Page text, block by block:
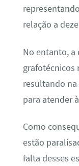
relação a
No entanto,
grafotécnicos
resultando na
para atender
Como
estão
falta desses